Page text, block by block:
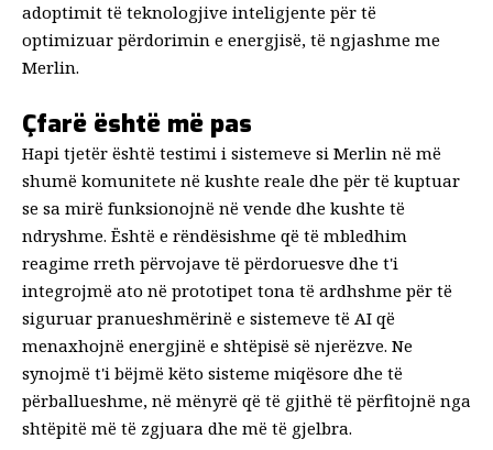
adoptimit të teknologjive inteligjente për të
optimizuar përdorimin e energjisë, të ngjashme me
Merlin.
Çfarë është më pas
Hapi tjetër është testimi i sistemeve si Merlin në më
shumë komunitete në kushte reale dhe për të kuptuar
se sa mirë funksionojnë në vende dhe kushte të
ndryshme. Është e rëndësishme që të mbledhim
reagime rreth përvojave të përdoruesve dhe t'i
integrojmë ato në prototipet tona të ardhshme për të
siguruar pranueshmërinë e sistemeve të AI që
menaxhojnë energjinë e shtëpisë së njerëzve. Ne
synojmë t'i bëjmë këto sisteme miqësore dhe të
përballueshme, në mënyrë që të gjithë të përfitojnë nga
shtëpitë më të zgjuara dhe më të gjelbra.